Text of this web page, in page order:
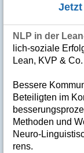
NLP in der
lich-soziale
Lean, KVP & Co.
Bes­se­re
Betei­lig­ten im
Me­­tho­­den und
Neuro-
rens.